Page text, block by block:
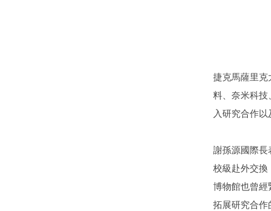
捷克馬薩里克
料、奈米科技
入研究合作以
謝孫源國際長
校級赴外交換
博物館也曾經
拓展研究合作